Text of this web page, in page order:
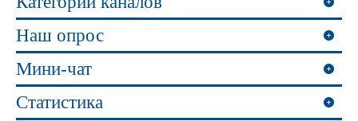
Наш опрос
Мини-чат
Статистика